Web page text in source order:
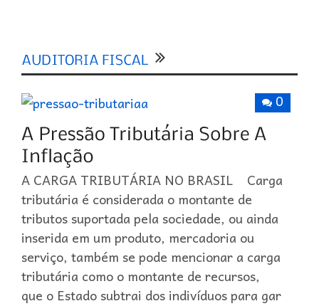
0
A CARGA TRIBUTÁRIA NO BRASIL Carga
tributária é considerada o montante de
tributos suportada pela sociedade, ou ainda
inserida em um produto, mercadoria ou
serviço, também se pode mencionar a carga
tributária como o montante de recursos,
que o Estado subtrai dos indivíduos para gar